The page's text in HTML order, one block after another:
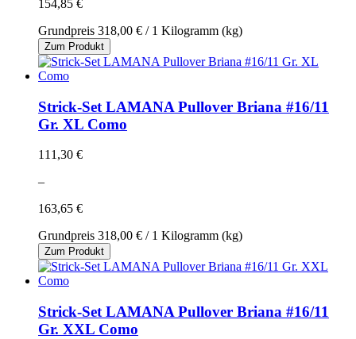
154,85 €
Grundpreis 318,00 € / 1 Kilogramm (kg)
Zum Produkt
Strick-Set LAMANA Pullover Briana #16/11
Gr. XL Como
111,30 €
–
163,65 €
Grundpreis 318,00 € / 1 Kilogramm (kg)
Zum Produkt
Strick-Set LAMANA Pullover Briana #16/11
Gr. XXL Como